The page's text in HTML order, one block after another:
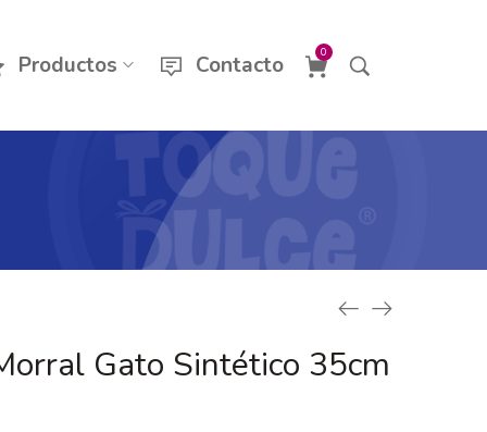
Productos Contacto 0
Gato Sintético 35cm